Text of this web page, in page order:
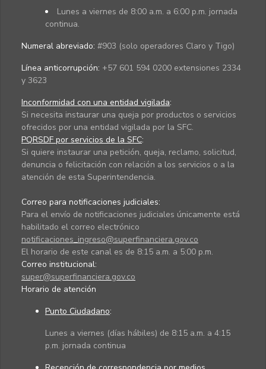
Lunes a viernes de 8:00 a.m. a 6:00 p.m. jornada
continua.
Numeral abreviado: #903 (solo operadores Claro y Tigo)
Línea anticorrupción: +57 601 594 0200 extensiones 2334
y 3623
Inconformidad con una entidad vigilada:
Si necesita instaurar una queja por productos o servicios
ofrecidos por una entidad vigilada por la SFC.
PQRSDF por servicios de la SFC:
Si quiere instaurar una petición, queja, reclamo, solicitud,
denuncia o felicitación con relación a los servicios o a la
atención de esta Superintendencia.
Correo para notificaciones judiciales:
Para el envío de notificaciones judiciales únicamente está
habilitado el correo electrónico
notificaciones_ingreso@superfinanciera.gov.co
El horario de este canal es de 8:15 a.m. a 5:00 p.m.
Correo institucional:
super@superfinanciera.gov.co
Horario de atención
Punto Ciudadano:
Lunes a viernes (días hábiles) de 8:15 a.m. a 4:15
p.m. jornada continua